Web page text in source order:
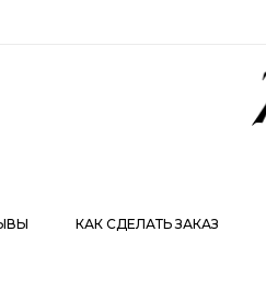
КАК СДЕЛАТЬ ЗАКАЗ